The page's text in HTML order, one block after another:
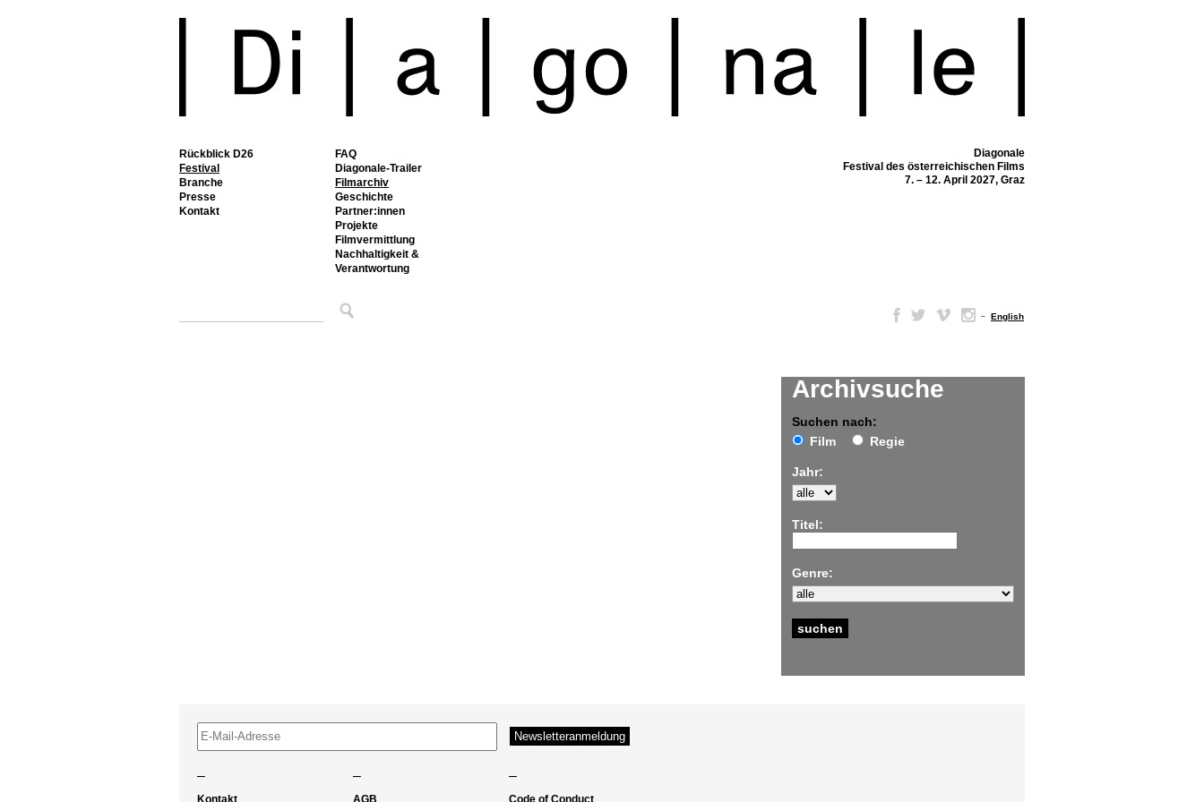
Rückblick D26
Festival
FAQ
Diagonale-Trailer
Filmarchiv
Geschichte
Partner:innen
Projekte
Filmvermittlung
Nachhaltigkeit &
Verantwortung
Branche
Presse
Kontakt
Diagonale
Festival des österreichischen Films
7. – 12. April 2027, Graz
– English
Archivsuche
Suchen nach:
Film
Regie
Jahr:
Titel:
Genre:
– – –
Kontakt AGB Code of Conduct